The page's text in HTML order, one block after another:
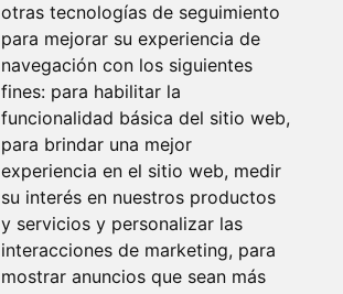
otras tecnologías de seguimiento
para mejorar su experiencia de
navegación con los siguientes
fines: para habilitar la
funcionalidad básica del sitio web,
para brindar una mejor
experiencia en el sitio web, medir
su interés en nuestros productos
y servicios y personalizar las
interacciones de marketing, para
mostrar anuncios que sean más